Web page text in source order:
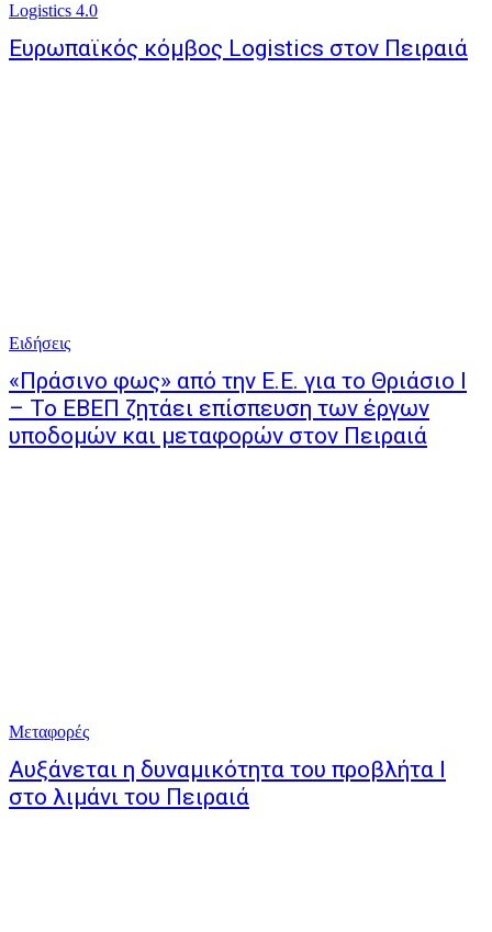
Logistics 4.0
Ευρωπαϊκός κόμβος Logistics στον Πειραιά
Ειδήσεις
«Πράσινο φως» από την Ε.Ε. για το Θριάσιο Ι
– Το ΕΒΕΠ ζητάει επίσπευση των έργων
υποδομών και μεταφορών στον Πειραιά
Μεταφορές
Αυξάνεται η δυναμικότητα του προβλήτα Ι
στο λιμάνι του Πειραιά